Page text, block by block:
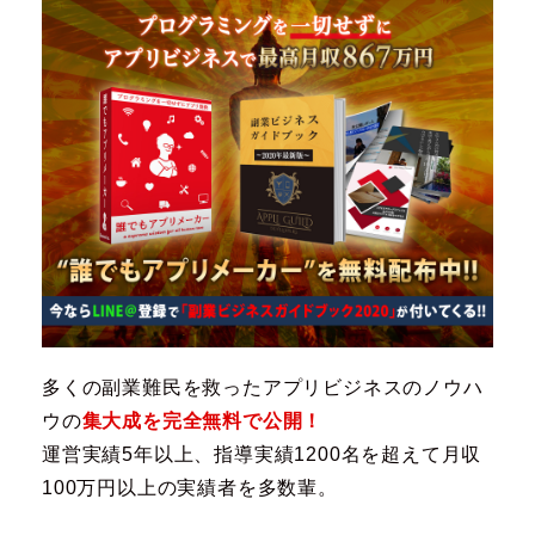
多くの副業難民を救ったアプリビジネスのノウハ
ウの集大成を完全無料で公開！
運営実績5年以上、指導実績1200名を超えて月収
100万円以上の実績者を多数輩。